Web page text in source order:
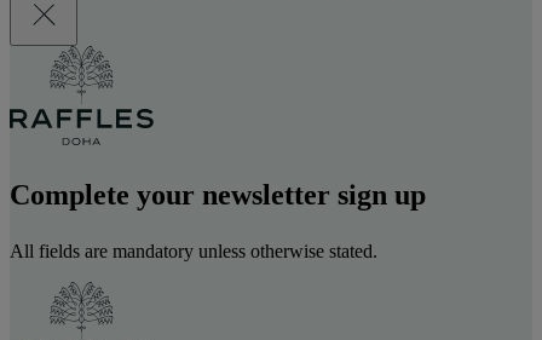
Complete your newsletter sign up
All fields are mandatory unless otherwise stated.